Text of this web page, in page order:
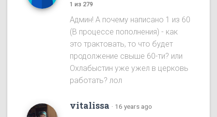
1 из 279
Админ! А почему написано 1 из 60
(В процессе пополнения) - как
это трактовать, то что будет
продолжение свыше 60-ти? или
Охлабыстин уже ужел в церковь
работать? лол
vitalissa · 16 years ago